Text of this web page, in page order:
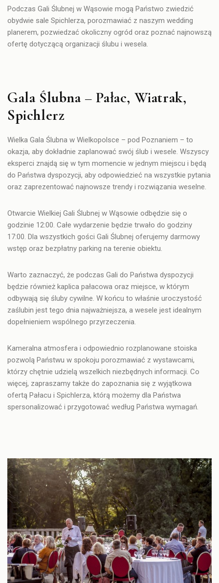
Podczas Gali Ślubnej w Wąsowie mogą Państwo zwiedzić
obydwie sale Spichlerza, porozmawiać z naszym wedding
planerem, pozwiedzać okoliczny ogród oraz poznać najnowszą
ofertę dotyczącą organizacji ślubu i wesela.
Gala Ślubna – Pałac, Wiatrak,
Spichlerz
Wielka Gala Ślubna w Wielkopolsce – pod Poznaniem – to
okazja, aby dokładnie zaplanować swój ślub i wesele. Wszyscy
eksperci znajdą się w tym momencie w jednym miejscu i będą
do Państwa dyspozycji, aby odpowiedzieć na wszystkie pytania
oraz zaprezentować najnowsze trendy i rozwiązania weselne.
Otwarcie Wielkiej Gali Ślubnej w Wąsowie odbędzie się o
godzinie 12:00. Całe wydarzenie będzie trwało do godziny
17:00. Dla wszystkich gości Gali Ślubnej oferujemy darmowy
wstęp oraz bezpłatny parking na terenie obiektu.
Warto zaznaczyć, że podczas Gali do Państwa dyspozycji
będzie również kaplica pałacowa oraz miejsce, w którym
odbywają się śluby cywilne. W końcu to właśnie uroczystość
zaślubin jest tego dnia najważniejsza, a wesele jest idealnym
dopełnieniem wspólnego przyrzeczenia.
Kameralna atmosfera i odpowiednio rozplanowane stoiska
pozwolą Państwu w spokoju porozmawiać z wystawcami,
którzy chętnie udzielą wszelkich niezbędnych informacji. Co
więcej, zapraszamy także do zapoznania się z wyjątkowa
ofertą Pałacu i Spichlerza, którą możemy dla Państwa
spersonalizować i przygotować według Państwa wymagań.